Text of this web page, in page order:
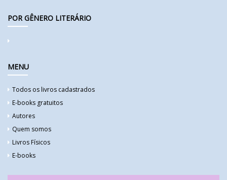
POR GÊNERO LITERÁRIO
MENU
Todos os livros cadastrados
E-books gratuitos
Autores
Quem somos
Livros Físicos
E-books